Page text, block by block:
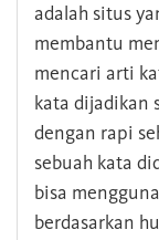
adalah situs
membantu
mencari arti
kata dijadikan
dengan rapi
sebuah kata
bisa
berdasarkan